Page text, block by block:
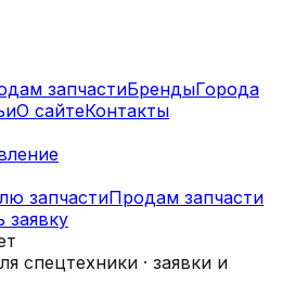
запчастиБрендыГорода
О сайтеКонтакты
запчастиПродам запчасти
заявку
спецтехники · заявки и